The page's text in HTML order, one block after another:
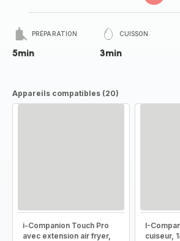
PRÉPARATION
5min
CUISSON
3min
Appareils compatibles (20)
i-Companion Touch Pro
avec extension air fryer,
I-
cuiseur,